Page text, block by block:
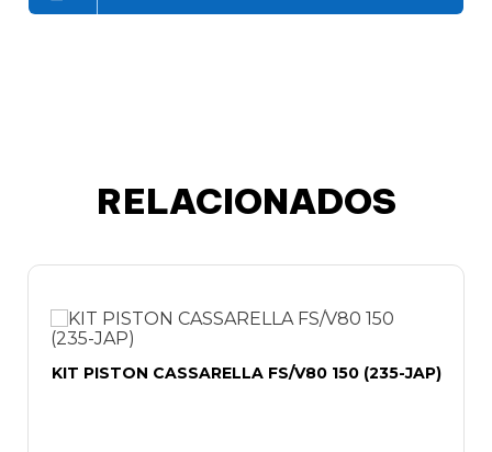
RELACIONADOS
KIT PISTON CASSARELLA FS/V80 150 (235-JAP)